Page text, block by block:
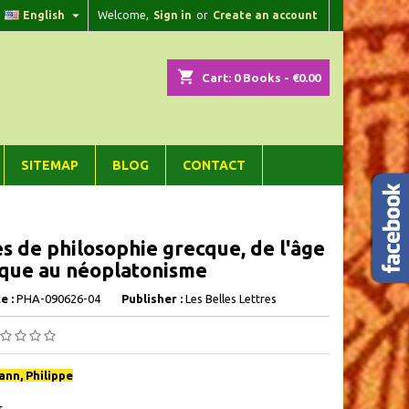
Welcome, Sign in or Create an account
English 
shopping_cart Cart: 0Books - €0.00
SITEMAP BLOG CONTACT
de philosophie grecque, de l'âge
au néoplatonisme
: PHA-090626-04 Publisher : Les Belles Lettres
Philippe